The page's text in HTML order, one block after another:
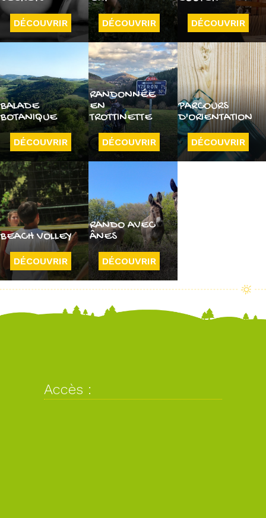
DÉCOUVRIR DÉCOUVRIR DÉCOUVRIR
BALADE
BOTANIQUE
DÉCOUVRIR
RANDONNÉE
EN
TROTTINETTE
DÉCOUVRIR
PARCOURS
D'ORIENTATION
DÉCOUVRIR
BEACH VOLLEY
DÉCOUVRIR
RANDO AVEC
ÂNES
DÉCOUVRIR
Accès :